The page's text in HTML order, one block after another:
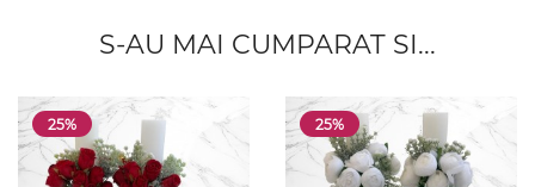
S-AU MAI CUMPARAT SI...
25% 25%